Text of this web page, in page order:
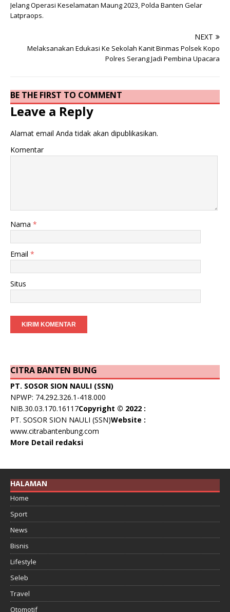
Jelang Operasi Keselamatan Maung 2023, Polda Banten Gelar
Latpraops.
NEXT
Melaksanakan Edukasi Ke Sekolah Kanit Binmas Polsek Kopo
Polres Serang Jadi Pembina Upacara
BE THE FIRST TO COMMENT
Leave a Reply
Alamat email Anda tidak akan dipublikasikan.
Komentar
Nama *
Email *
Situs
CITRA BANTEN BUNG
PT. SOSOR SION NAULI (SSN)
NPWP: 74.292.326.1-418.000
NIB.30.03.170.16117Copyright © 2022 :
PT. SOSOR SION NAULI (SSN)Website :
www.citrabantenbung.com
More Detail redaksi
HALAMAN
Home
Sport
News
Bisnis
Lifestyle
Seleb
Travel
Otomotif